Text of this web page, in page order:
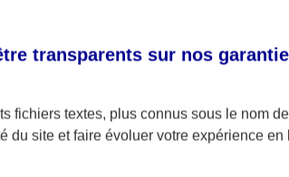
transparents sur nos
fichiers textes, plus connus sous le nom de
du site et faire évoluer votre expérience